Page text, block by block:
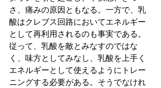
さ、痛みの原因ともなる。一方で、乳
酸はクレブス回路においてエネルギー
として再利用されるのも事実である。
従って、乳酸を敵とみなすのではな
く、味方としてみなし、乳酸を上手く
エネルギーとして使えるようにトレー
ニングする必要がある。そうでなけれ